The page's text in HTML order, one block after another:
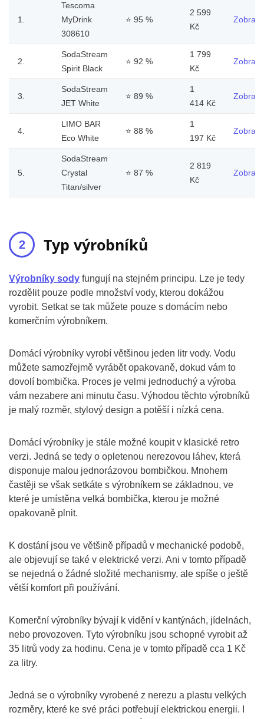
1.
Tescoma
MyDrink
308610
⭐ 95 %
2 599
Kč
Zobrazit
2.
SodaStream
Spirit Black
⭐ 92 %
1 799
Kč
Zobrazit
3.
SodaStream
JET White
⭐ 89 %
1
414 Kč
Zobrazit
4.
LIMO BAR
Eco White
⭐ 88 %
1
197 Kč
Zobrazit
5.
SodaStream
Crystal
Titan/silver
⭐ 87 %
2 819
Kč
Zobrazit
Typ výrobníků
Výrobníky sody fungují na stejném principu. Lze je tedy
rozdělit pouze podle množství vody, kterou dokážou
vyrobit. Setkat se tak můžete pouze s domácím nebo
komerčním výrobníkem.
Domácí výrobníky vyrobí většinou jeden litr vody. Vodu
můžete samozřejmě vyrábět opakovaně, dokud vám to
dovolí bombička. Proces je velmi jednoduchý a výroba
vám nezabere ani minutu času. Výhodou těchto výrobníků
je malý rozměr, stylový design a potěší i nízká cena.
Domácí výrobníky je stále možné koupit v klasické retro
verzi. Jedná se tedy o opletenou nerezovou láhev, která
disponuje malou jednorázovou bombičkou. Mnohem
častěji se však setkáte s výrobníkem se základnou, ve
které je umístěna velká bombička, kterou je možné
opakovaně plnit.
K dostání jsou ve většině případů v mechanické podobě,
ale objevují se také v elektrické verzi. Ani v tomto případě
se nejedná o žádné složité mechanismy, ale spíše o ještě
větší komfort při používání.
Komerční výrobníky bývají k vidění v kantýnách, jídelnách,
nebo provozoven. Tyto výrobníku jsou schopné vyrobit až
35 litrů vody za hodinu. Cena je v tomto případě cca 1 Kč
za litry.
Jedná se o výrobníky vyrobené z nerezu a plastu velkých
rozměry, které ke své práci potřebují elektrickou energii. I